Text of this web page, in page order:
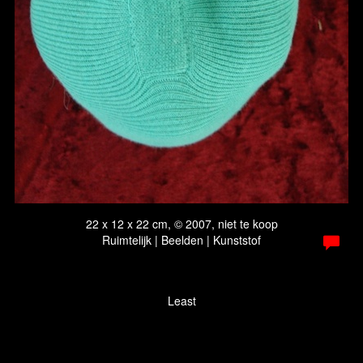
22 x 12 x 22 cm, © 2007, niet te koop
Ruimtelijk | Beelden | Kunststof
Least